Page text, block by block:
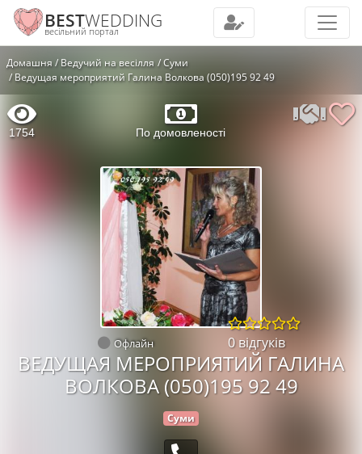
BESTWEDDING
весільний портал
Домашня Ведучий на весілля
Суми
Ведущая мероприятий Галина Волкова (050)195 92 49
1754 По домовленості
Офлайн 0 відгуків
ВЕДУЩАЯ МЕРОПРИЯТИЙ ГАЛИНА
ВОЛКОВА (050)195 92 49
Суми